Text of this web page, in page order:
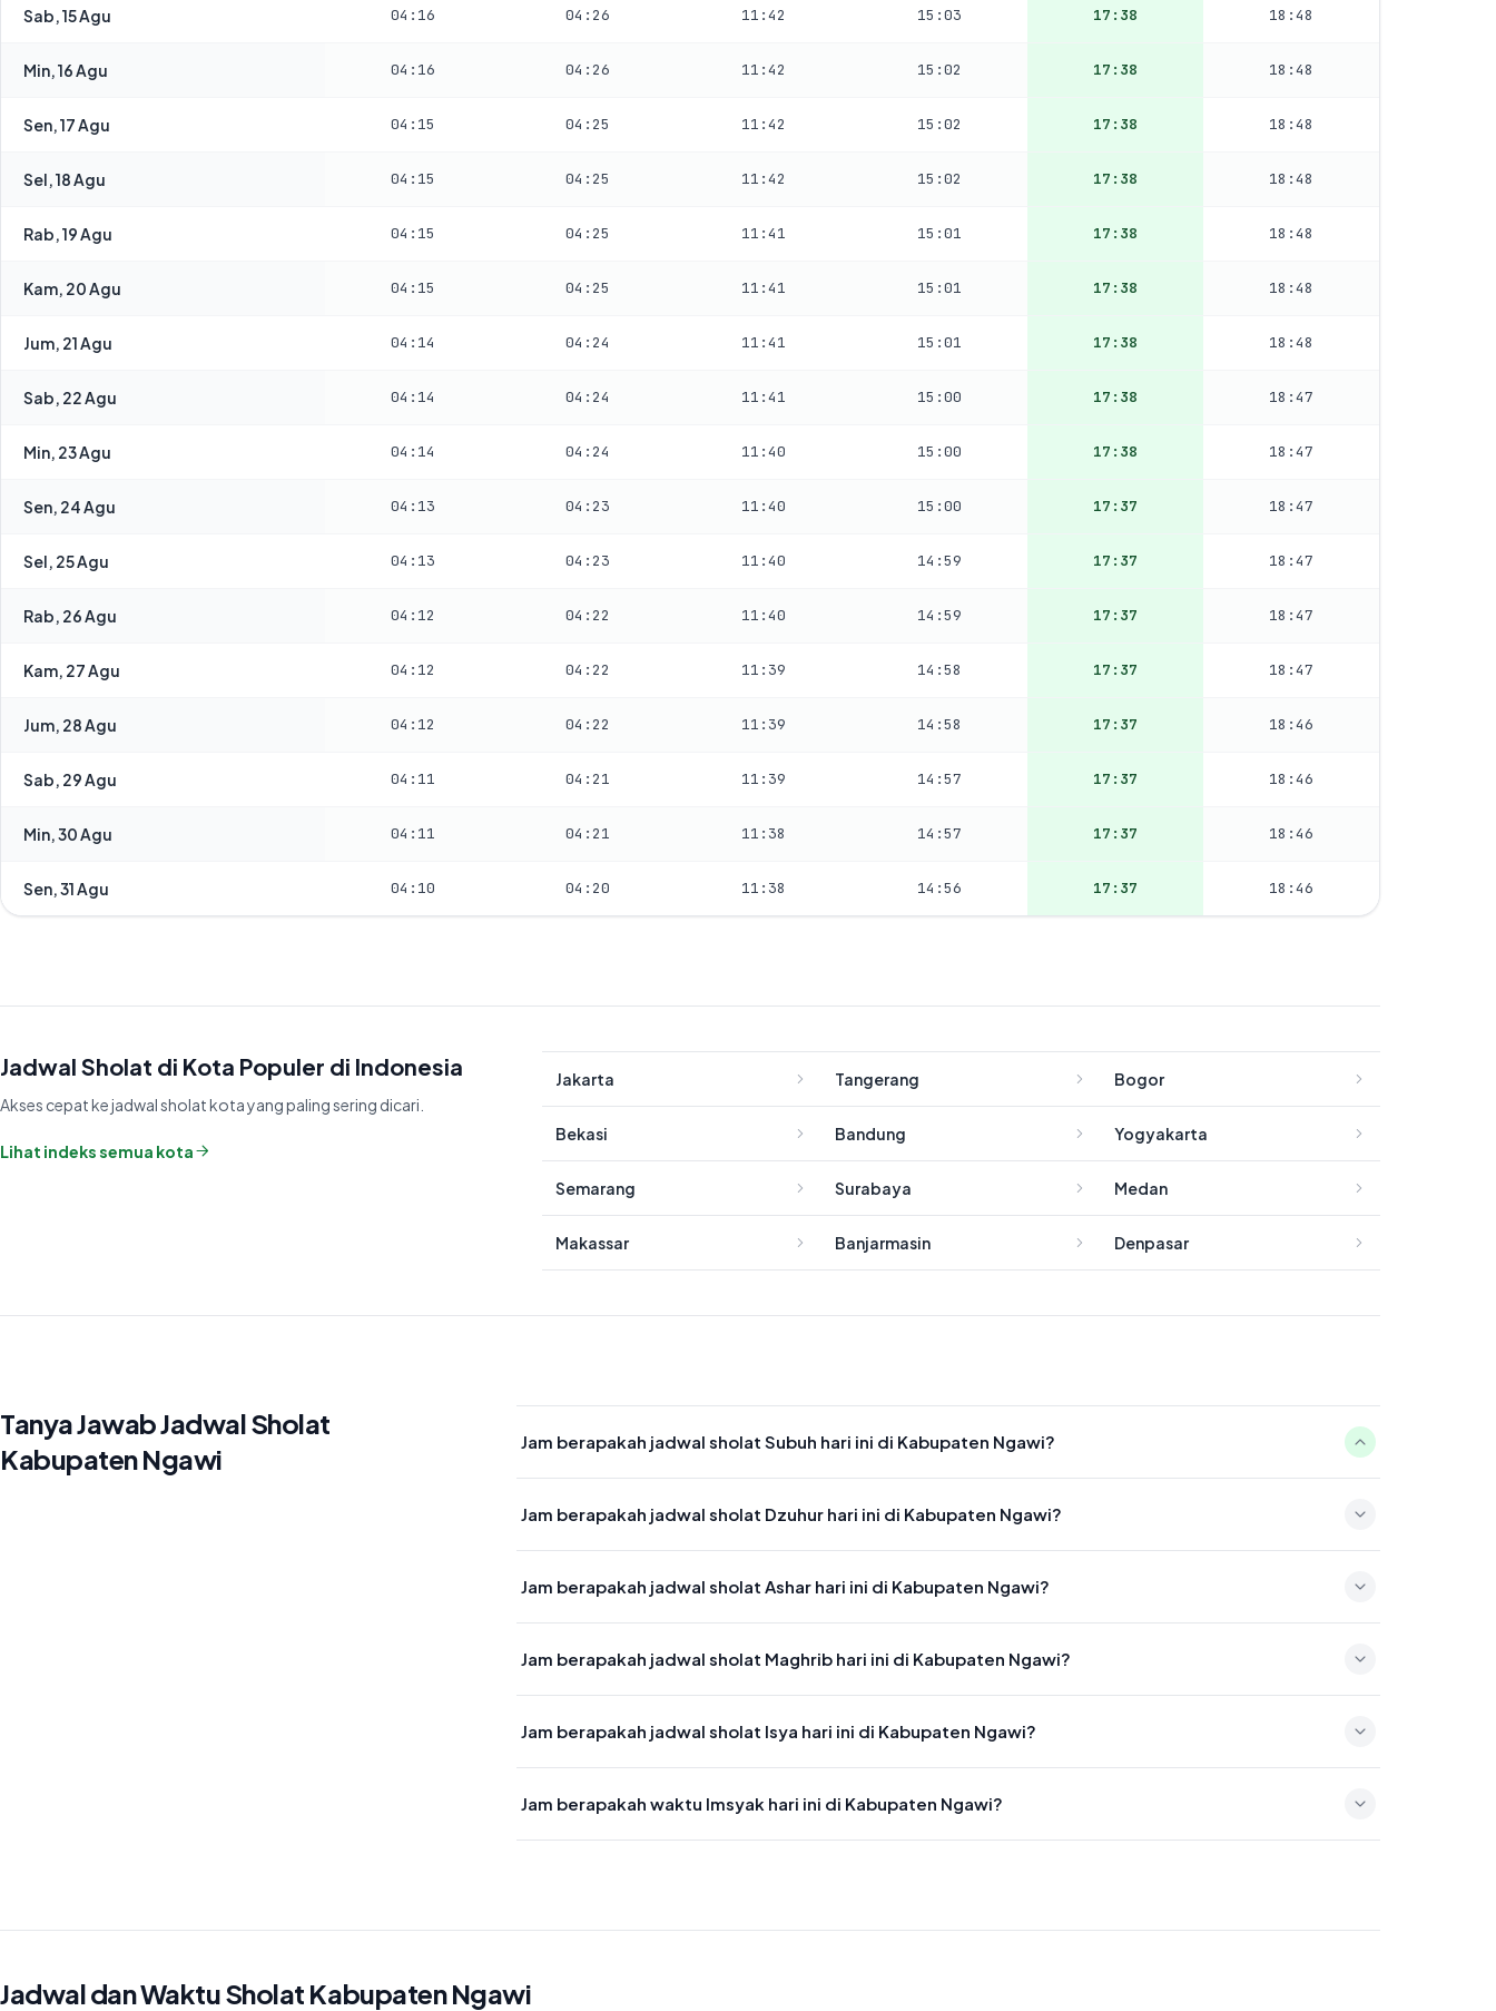
Sab, 15 Agu 04:16 04:26 11:42 15:03 17:38 18:48
Min, 16 Agu 04:16 04:26 11:42 15:02 17:38 18:48
Sen, 17 Agu 04:15 04:25 11:42 15:02 17:38 18:48
Sel, 18 Agu 04:15 04:25 11:42 15:02 17:38 18:48
Rab, 19 Agu 04:15 04:25 11:41 15:01 17:38 18:48
Kam, 20 Agu 04:15 04:25 11:41 15:01 17:38 18:48
Jum, 21 Agu 04:14 04:24 11:41 15:01 17:38 18:48
Sab, 22 Agu 04:14 04:24 11:41 15:00 17:38 18:47
Min, 23 Agu 04:14 04:24 11:40 15:00 17:38 18:47
Sen, 24 Agu 04:13 04:23 11:40 15:00 17:37 18:47
Sel, 25 Agu 04:13 04:23 11:40 14:59 17:37 18:47
Rab, 26 Agu 04:12 04:22 11:40 14:59 17:37 18:47
Kam, 27 Agu 04:12 04:22 11:39 14:58 17:37 18:47
Jum, 28 Agu 04:12 04:22 11:39 14:58 17:37 18:46
Sab, 29 Agu 04:11 04:21 11:39 14:57 17:37 18:46
Min, 30 Agu 04:11 04:21 11:38 14:57 17:37 18:46
Sen, 31 Agu 04:10 04:20 11:38 14:56 17:37 18:46
Jadwal Sholat di Kota Populer di Indonesia
Akses cepat ke jadwal sholat kota yang paling sering dicari.
Lihat indeks semua kota
Jakarta Tangerang Bogor
Bekasi Bandung Yogyakarta
Semarang Surabaya Medan
Makassar Banjarmasin Denpasar
Tanya Jawab Jadwal Sholat
Kabupaten Ngawi
Jam berapakah jadwal sholat Subuh hari ini di Kabupaten Ngawi?
Jam berapakah jadwal sholat Dzuhur hari ini di Kabupaten Ngawi?
Jam berapakah jadwal sholat Ashar hari ini di Kabupaten Ngawi?
Jam berapakah jadwal sholat Maghrib hari ini di Kabupaten Ngawi?
Jam berapakah jadwal sholat Isya hari ini di Kabupaten Ngawi?
Jam berapakah waktu Imsyak hari ini di Kabupaten Ngawi?
Jadwal dan Waktu Sholat Kabupaten Ngawi